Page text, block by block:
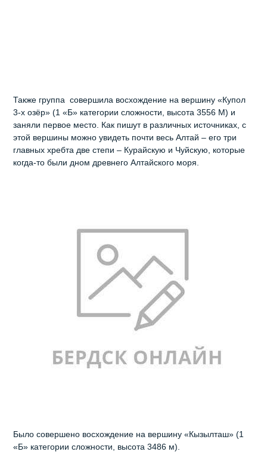
Также группа совершила восхождение на вершину «Купол
3-х озёр» (1 «Б» категории сложности, высота 3556 М) и
заняли первое место. Как пишут в различных источниках, с
этой вершины можно увидеть почти весь Алтай – его три
главных хребта две степи – Курайскую и Чуйскую, которые
когда-то были дном древнего Алтайского моря.
Было совершено восхождение на вершину «Кызылташ» (1
«Б» категории сложности, высота 3486 м).